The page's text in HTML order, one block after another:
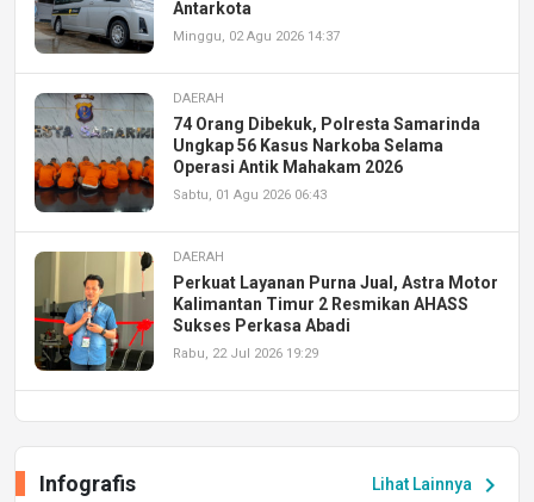
Antarkota
Minggu, 02 Agu 2026 14:37
DAERAH
74 Orang Dibekuk, Polresta Samarinda
Ungkap 56 Kasus Narkoba Selama
Operasi Antik Mahakam 2026
Sabtu, 01 Agu 2026 06:43
DAERAH
Perkuat Layanan Purna Jual, Astra Motor
Kalimantan Timur 2 Resmikan AHASS
Sukses Perkasa Abadi
Rabu, 22 Jul 2026 19:29
Peluang Kerja dan MagangLihat Lainnya chevron_right
Infografis